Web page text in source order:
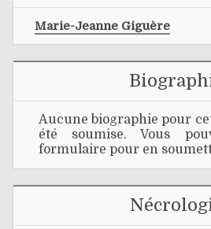
Marie-Jeanne Giguère
Aucune biographie pour
été soumise. Vous
formulaire pour en